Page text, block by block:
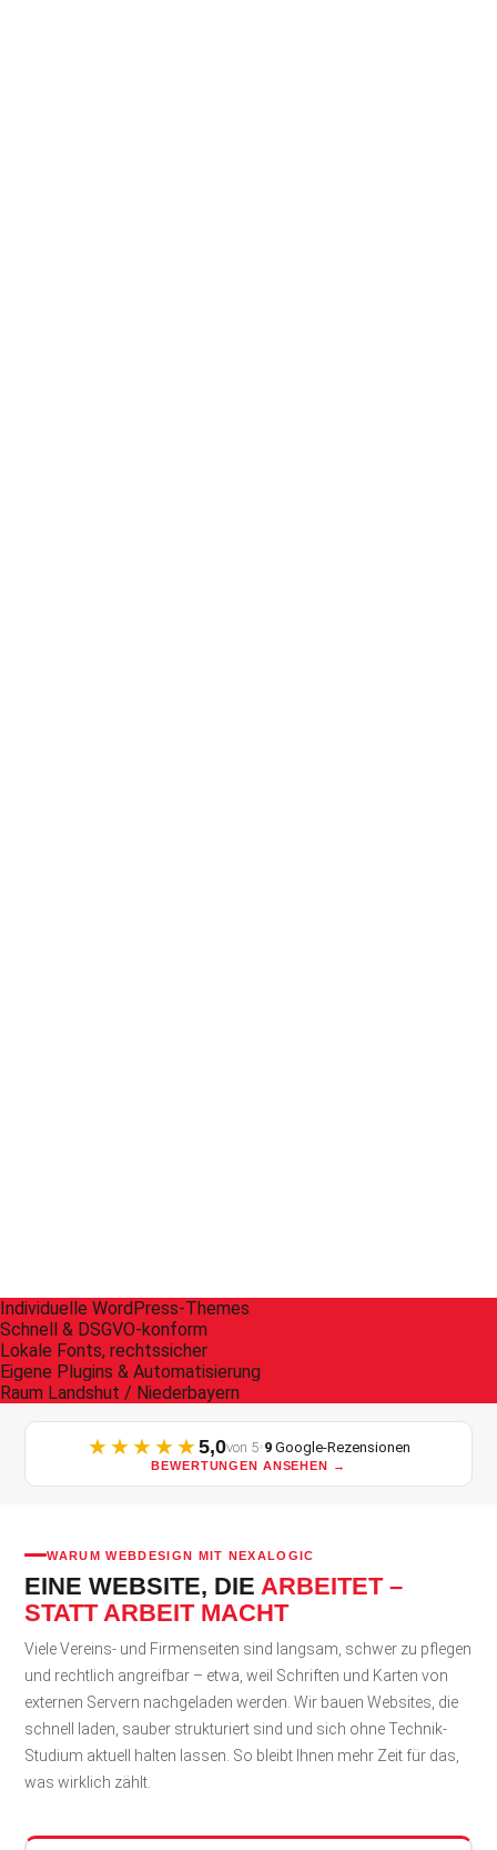
Individuelle WordPress-Themes
Schnell & DSGVO-konform
Lokale Fonts, rechtssicher
Eigene Plugins & Automatisierung
Raum Landshut / Niederbayern
★★★★★5,0von 5•9Google-Rezensionen
BEWERTUNGEN ANSEHEN →
WARUM WEBDESIGN MIT NEXALOGIC
EINE WEBSITE, DIE ARBEITET –
STATT ARBEIT MACHT
Viele Vereins- und Firmenseiten sind langsam, schwer zu pflegen
und rechtlich angreifbar – etwa, weil Schriften und Karten von
externen Servern nachgeladen werden. Wir bauen Websites, die
schnell laden, sauber strukturiert sind und sich ohne Technik-
Studium aktuell halten lassen. So bleibt Ihnen mehr Zeit für das,
was wirklich zählt.